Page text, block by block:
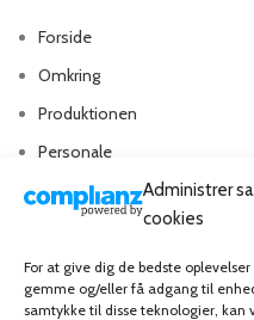
Administrer
cookies
For at give dig de bedste
gemme og/eller få adgang til
samtykke til disse teknologier, kan
Forside
Omkring
Produktionen
Personale
Kontakt os